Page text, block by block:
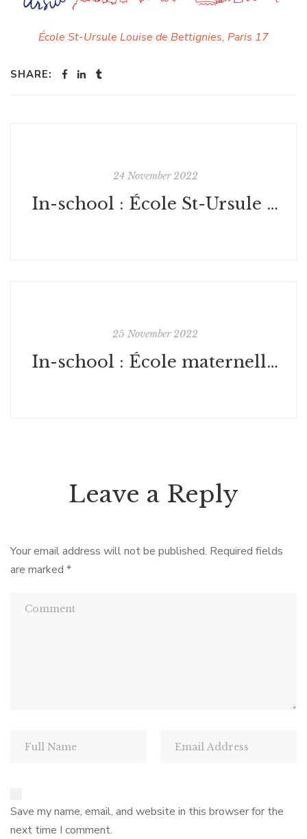
École St-Ursule Louise de Bettignies, Paris 17
SHARE:
24 November 2022
In-school : École St-Ursule - Paris
25 November 2022
In-school : École maternelle - Fontenay
Leave a Reply
Your email address will not be published. Required fields
are marked *
Save my name, email, and website in this browser for the
next time I comment.